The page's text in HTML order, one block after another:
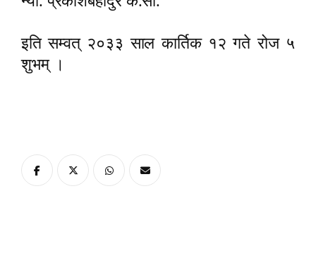
इति सम्वत् २०३३ साल कार्तिक १२ गते रोज ५
शुभम् ।